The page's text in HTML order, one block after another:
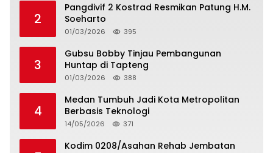
2
Pangdivif 2 Kostrad Resmikan Patung H.M.
Soeharto
01/03/2026 395
3
Gubsu Bobby Tinjau Pembangunan
Huntap di Tapteng
01/03/2026 388
4
Medan Tumbuh Jadi Kota Metropolitan
Berbasis Teknologi
14/05/2026 371
Kodim 0208/Asahan Rehab Jembatan